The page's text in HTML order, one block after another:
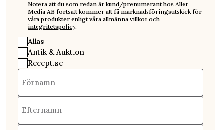
Notera att du som redan är kund/prenumerant hos Aller
Media AB fortsatt kommer att få marknadsföringsutskick för
våra produkter enligt våra allmänna villkor och
integritetspolicy.
Allas
Antik & Auktion
Recept.se
Förnamn
Efternamn